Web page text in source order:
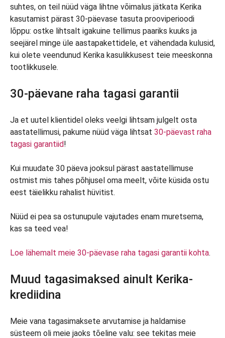
suhtes, on teil nüüd väga lihtne võimalus jätkata Kerika
kasutamist pärast 30-päevase tasuta prooviperioodi
lõppu: ostke lihtsalt igakuine tellimus paariks kuuks ja
seejärel minge üle aastapakettidele, et vähendada kulusid,
kui olete veendunud Kerika kasulikkusest teie meeskonna
tootlikkusele.
30-päevane raha tagasi garantii
Ja et uutel klientidel oleks veelgi lihtsam julgelt osta
aastatellimusi, pakume nüüd väga lihtsat 30-päevast raha
tagasi garantiid!
Kui muudate 30 päeva jooksul pärast aastatellimuse
ostmist mis tahes põhjusel oma meelt, võite küsida ostu
eest täielikku rahalist hüvitist.
Nüüd ei pea sa ostunupule vajutades enam muretsema,
kas sa teed vea!
Loe lähemalt meie 30-päevase raha tagasi garantii kohta.
Muud tagasimaksed ainult Kerika-
krediidina
Meie vana tagasimaksete arvutamise ja haldamise
süsteem oli meie jaoks tõeline valu: see tekitas meie